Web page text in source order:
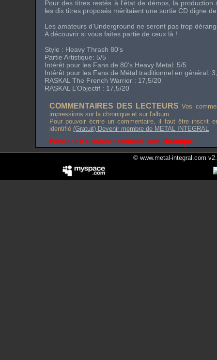
Pour des titres restés à l’état de démos, la production
les dix titres proposés méritaient une sortie CD digne
Les amateurs d’Underground ne seront pas trop
A découvrir si vous faites partie de ceux là !
Style : Heavy Thrash 80’s
Partie Artistique: 5/5
Intérêt pour les Fans de 80’s Heavy Metal: 5/5
Intérêt pour les Fans de Métal traditionnel en général:
RASKAL The French Warrior : 17,5/20
RASKAL L’Objectif : 17,5/20
COMMENTAIRES DES LECTEURS Vos
impressions sur la chronique et sur l'album
Pour pouvoir écrire un commentaire, il faut être inscrit
identifié (Gratuit) Devenir membre de METAL INTEGRAL
Personne n'a encore commenté cette chronique.
© www.metal-integral.com